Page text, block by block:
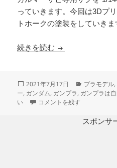
っていきます。今回は3Dプ
トホークの塗装をしていきま
続きを読む 1/144 HG改造
投
稿
日:
2021年7月17日
カ
テ
ー
プラモデル,
ー, ガンダム, ガンプラ, ガンプラは
い
1/144 HG改造 MS-06F ガル
コメントを残す
スポンサ